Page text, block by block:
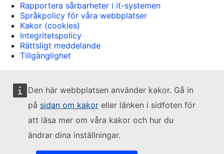
Den här webbplatsen använder kakor. Gå in
på sidan om kakor eller länken i sidfoten för
att läsa mer om våra kakor och hur du
ändrar dina inställningar.
Rapportera sårbarheter i it-systemen
Språkpolicy för våra webbplatser
Kakor (cookies)
Integritetspolicy
Rättsligt meddelande
Tillgänglighet